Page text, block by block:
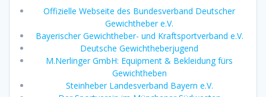
Offizielle Webseite des Bundesverband Deutscher
Gewichtheber e.V.
Bayerischer Gewichtheber- und Kraftsportverband e.V.
Deutsche Gewichtheberjugend
M.Nerlinger GmbH: Equipment & Bekleidung fürs
Gewichtheben
Steinheber Landesverband Bayern e.V.